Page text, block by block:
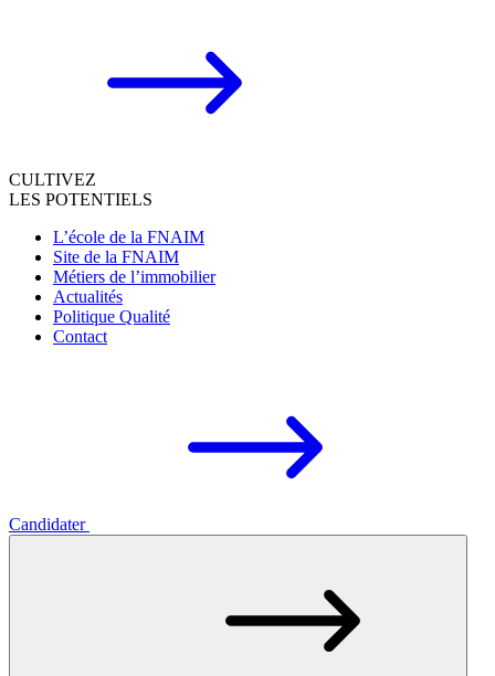
CULTIVEZ
LES POTENTIELS
L’école de la FNAIM
Site de la FNAIM
Métiers de l’immobilier
Actualités
Politique Qualité
Contact
Candidater